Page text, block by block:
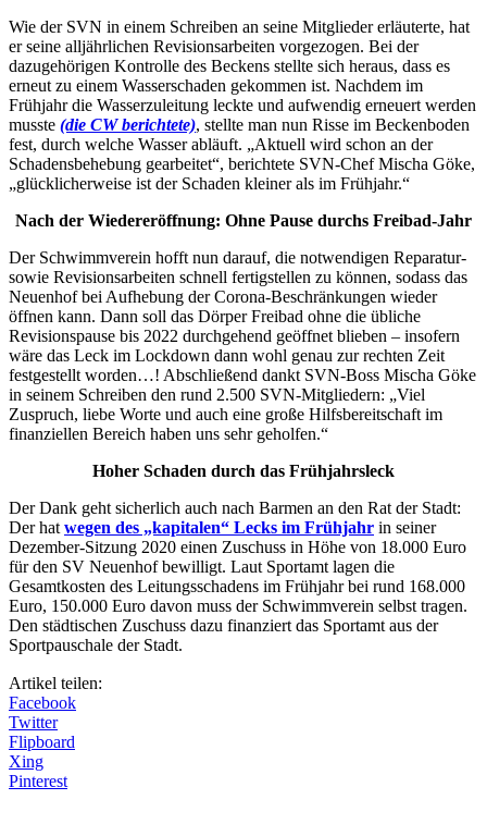
Wie der SVN in einem Schreiben an seine Mitglieder erläuterte, hat
er seine alljährlichen Revisionsarbeiten vorgezogen. Bei der
dazugehörigen Kontrolle des Beckens stellte sich heraus, dass es
erneut zu einem Wasserschaden gekommen ist. Nachdem im
Frühjahr die Wasserzuleitung leckte und aufwendig erneuert werden
musste (die CW berichtete), stellte man nun Risse im Beckenboden
fest, durch welche Wasser abläuft. „Aktuell wird schon an der
Schadensbehebung gearbeitet“, berichtete SVN-Chef Mischa Göke,
„glücklicherweise ist der Schaden kleiner als im Frühjahr.“
Nach der Wiedereröffnung: Ohne Pause durchs Freibad-Jahr
Der Schwimmverein hofft nun darauf, die notwendigen Reparatur-
sowie Revisionsarbeiten schnell fertigstellen zu können, sodass das
Neuenhof bei Aufhebung der Corona-Beschränkungen wieder
öffnen kann. Dann soll das Dörper Freibad ohne die übliche
Revisionspause bis 2022 durchgehend geöffnet blieben – insofern
wäre das Leck im Lockdown dann wohl genau zur rechten Zeit
festgestellt worden…! Abschließend dankt SVN-Boss Mischa Göke
in seinem Schreiben den rund 2.500 SVN-Mitgliedern: „Viel
Zuspruch, liebe Worte und auch eine große Hilfsbereitschaft im
finanziellen Bereich haben uns sehr geholfen.“
Hoher Schaden durch das Frühjahrsleck
Der Dank geht sicherlich auch nach Barmen an den Rat der Stadt:
Der hat wegen des „kapitalen“ Lecks im Frühjahr in seiner
Dezember-Sitzung 2020 einen Zuschuss in Höhe von 18.000 Euro
für den SV Neuenhof bewilligt. Laut Sportamt lagen die
Gesamtkosten des Leitungsschadens im Frühjahr bei rund 168.000
Euro, 150.000 Euro davon muss der Schwimmverein selbst tragen.
Den städtischen Zuschuss dazu finanziert das Sportamt aus der
Sportpauschale der Stadt.
Artikel teilen:
Facebook
Twitter
Flipboard
Xing
Pinterest